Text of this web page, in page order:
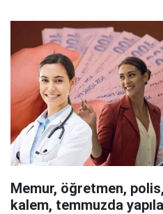
Memur, öğretmen,
kalem, temmuzda